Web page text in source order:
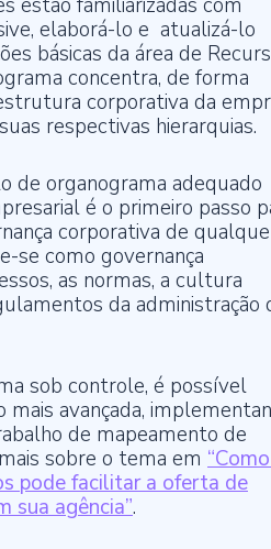
estão familiarizadas com
elaborá-lo e atualizá-lo
básicas da área de
concentra, de forma
corporativa da
respectivas hierarquias.
de organograma adequado
é o primeiro passo
corporativa de
se como governança
as normas, a cultura
da administração
sob controle, é possível
avançada,
de mapeamento de
sobre o tema em
pode facilitar a oferta de
sua agência”.